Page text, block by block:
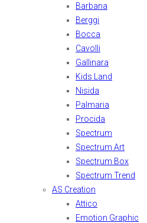
Barbana
Berggi
Bocca
Cavolli
Gallinara
Kids Land
Nisida
Palmaria
Procida
Spectrum
Spectrum Art
Spectrum Box
Spectrum Trend
AS Creation
Attico
Emotion Graphic